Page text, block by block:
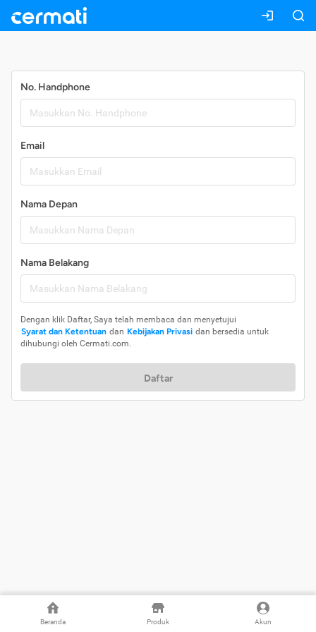
Beranda Produk Akun
No. Handphone
Email
Nama Depan
Nama Belakang
Dengan klik Daftar, Saya telah membaca dan menyetujui
Syarat dan Ketentuan dan Kebijakan Privasi dan bersedia untuk
dihubungi oleh Cermati.com.
Daftar